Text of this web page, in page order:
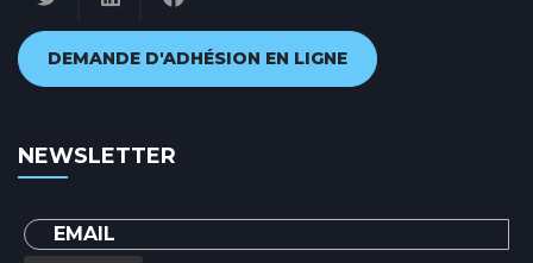
DEMANDE D'ADHÉSION EN LIGNE
NEWSLETTER